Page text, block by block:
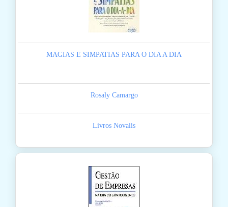
MAGIAS E SIMPATIAS PARA O DIA A DIA
Rosaly Camargo
Livros Novalis